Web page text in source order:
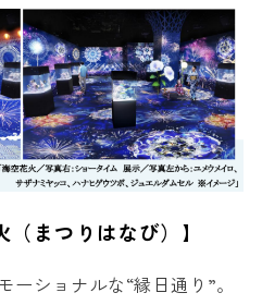
（まつりはなび）】
ショナルな“縁日通り”。